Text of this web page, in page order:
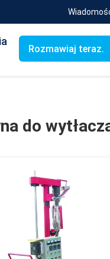
Rozmawiaj teraz.
do